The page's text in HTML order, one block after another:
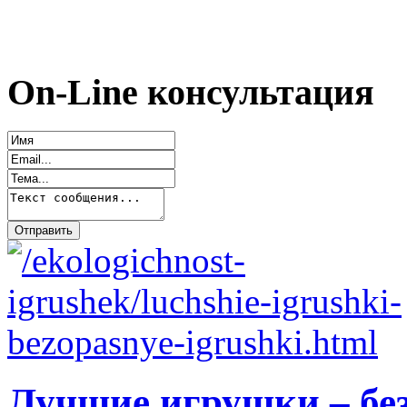
On-Line консультация